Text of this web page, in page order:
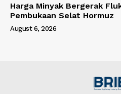
Harga Minyak Bergerak
Pembukaan Selat Hormuz
August 6, 2026